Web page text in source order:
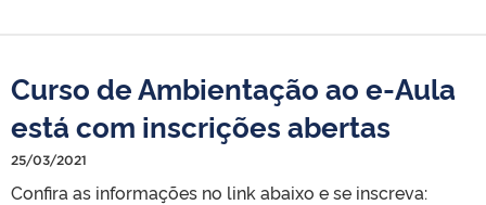
Curso de Ambientação ao e-Aula
está com inscrições abertas
25/03/2021
Confira as informações no link abaixo e se inscreva: